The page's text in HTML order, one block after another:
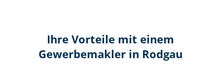
Ihre Vorteile mit einem
Gewerbemakler in Rodgau